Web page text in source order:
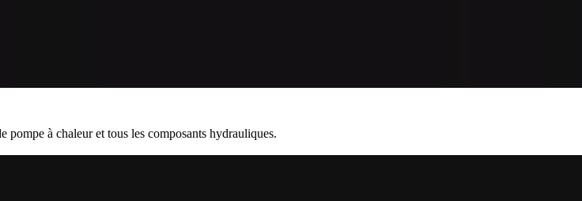
à chaleur et tous les composants hydrauliques.